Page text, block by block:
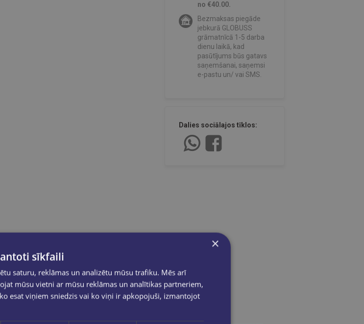
no €40.00.
Bezmaksas piegāde
jebkurā GLOBUSS
grāmatnīcā 1-5 darba
dienu laikā, kad
pasūtījums būs gatavs
saņemšanai, saņemsi
e-pastu un/ vai SMS.
Dalies sociālajos tīklos:
×
sīkfaili
saturu, reklāmas un analizētu mūsu trafiku. Mēs arī
mūsu vietni ar mūsu reklāmas un analītikas partneriem,
esat viņiem sniedzis vai ko viņi ir apkopojuši, izmantojot